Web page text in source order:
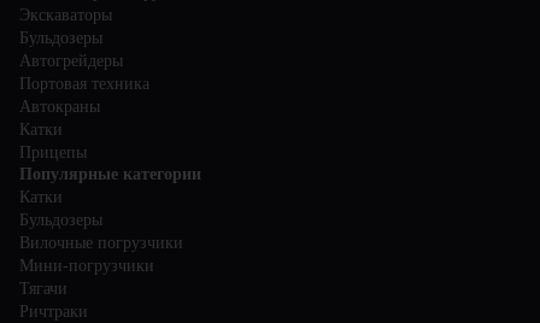
Экскаваторы
Бульдозеры
Автогрейдеры
Портовая техника
Автокраны
Катки
Прицепы
Популярные категории
Катки
Бульдозеры
Вилочные погрузчики
Мини-погрузчики
Тягачи
Ричтраки